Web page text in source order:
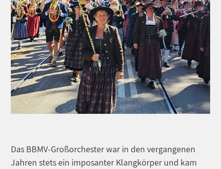
Das BBMV-Großorchester war in den vergangenen
Jahren stets ein imposanter Klangkörper und kam